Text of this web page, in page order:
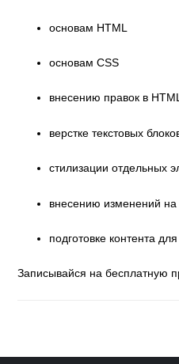
основам HTML
основам CSS
внесению правок в
верстке текстовых
стилизации отдельных
внесению изменений на
подготовке контента
Записывайся на бесплатную